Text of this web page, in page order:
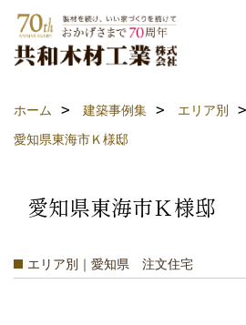
ホーム 建築事例集 エリア別
愛知県東海市Ｋ様邸
愛知県東海市Ｋ様邸
エリア別｜愛知県 注文住宅